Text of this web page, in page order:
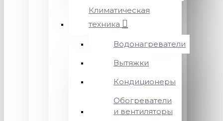
Климатическая
техника
Водонагреватели
Вытяжки
Кондиционеры
Обогреватели
и вентиляторы